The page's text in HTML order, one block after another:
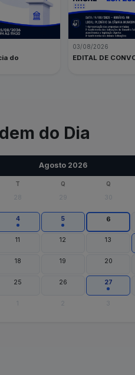
do
03/08/2026
EDITAL DE
do Dia
Agosto 2026
T Q Q
28 29 30
4 5 6
11 12 13
18 19 20
25 26 27
1 2 3